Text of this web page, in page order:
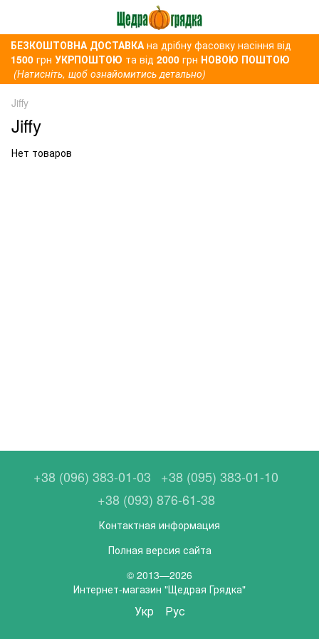
БЕЗКОШТОВНА ДОСТАВКАна дрібну фасовку насіння від
1500 грн УКРПОШТОЮ та від 2000 грн НОВОЮ ПОШТОЮ
(Натисніть, щоб ознайомитись детально)
Jiffy
Jiffy
Нет товаров
+38 (096) 383-01-03
+38 (095) 383-01-10
+38 (093) 876-61-38
Контактная информация
Полная версия сайта
© 2013—2026
Интернет-магазин "Щедрая Грядка"
Укр Рус